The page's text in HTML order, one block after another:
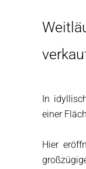
In
einer
Hier